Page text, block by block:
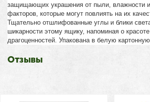
защищающих украшения от пыли, влажности и
факторов, которые могут повлиять на их
Тщательно отшлифованные углы и блики
шикарности этому ящику, напоминая о
драгоценностей. Упакована в белую
Отзывы